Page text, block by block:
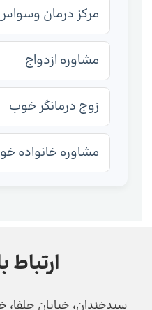
مرکز درمان
مشاوره ازدواج
زوج درمانگر خوب
مشاوره خانواده
ارتباط